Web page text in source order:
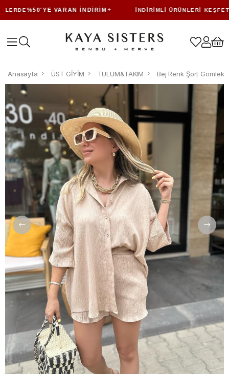
%50'YE VARAN İNDIRIM İNDIRIMLI ÜRÜNLERI KEŞFET
Anasayfa ÜST GİYİM TULUM&TAKIM Bej Renk Şort Gömlek